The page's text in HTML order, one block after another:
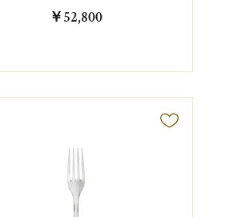
￥52,800